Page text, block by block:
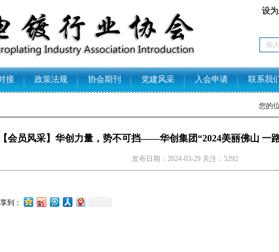
设
接 政策法规 协会期刊 党建风采 入会申请 联系我
您的
【会员风采】华创力量，势不可挡——华创集团“2024美丽佛山 一
发布日期：2024-03-29 关注：5292
到：